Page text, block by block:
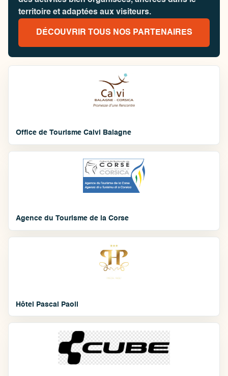
territoire et adaptées aux visiteurs.
DÉCOUVRIR TOUS NOS PARTENAIRES
Office de Tourisme Calvi Balagne
Agence du Tourisme de la Corse
Hôtel Pascal Paoli